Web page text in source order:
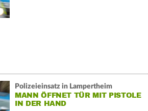
Polizeieinsatz in Lampertheim
MANN ÖFFNET TÜR MIT PISTOLE
IN DER HAND